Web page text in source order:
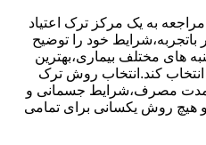
مراجعه به یک مرکز ترک اعتیاد
خود را توضیح
های مختلف بیماری،بهترین
کند.انتخاب روش ترک
مصرف،شرایط جسمانی و
هیچ روش یکسانی برای تمامی